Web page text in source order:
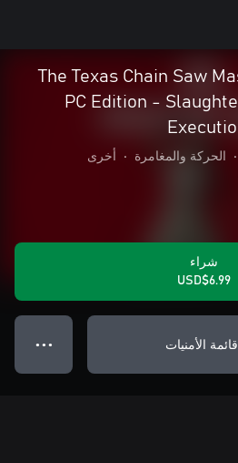
The Texas Chain Saw
PC Edition -
• الحركة والمغامرة • أخرى
شراء
USD$6.99
الأمنيات ● ● ●